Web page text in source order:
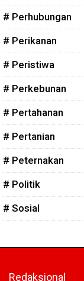
# Perhubungan
# Perikanan
# Peristiwa
# Perkebunan
# Pertahanan
# Pertanian
# Peternakan
# Politik
# Sosial
Redaksional